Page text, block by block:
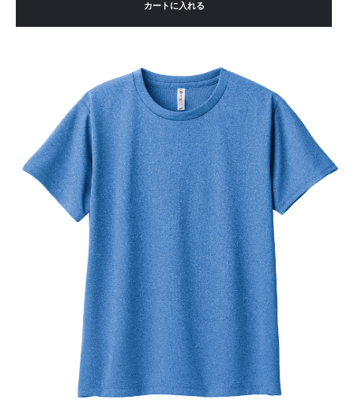
カートに入れる